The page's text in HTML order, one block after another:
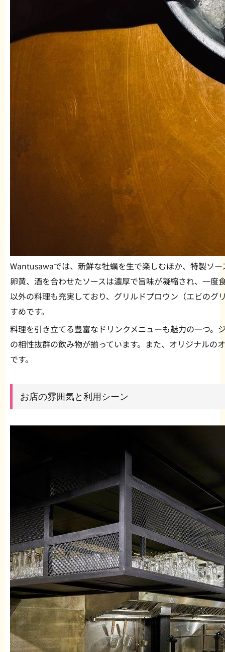
Wantusawaでは、新鮮な牡蠣を生で楽しむほか、特製ソ
卵黄、酒を合わせたソースは濃厚で旨味が凝縮され、一度
以外の料理も充実しており、グリルドプロウン（エビのグ
すめです。
料理を引き立てる豊富なドリンクメニューも魅力の一つ。
の相性抜群の飲み物が揃っています。また、オリジナルの
です。
お店の雰囲気と利用シーン